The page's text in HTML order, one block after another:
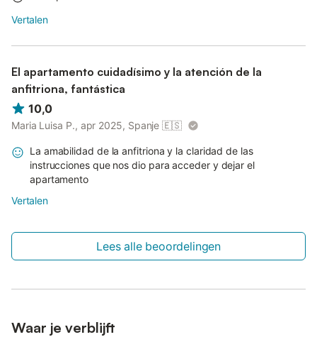
Vertalen
El apartamento cuidadísimo y la atención de la
anfitriona, fantástica
10,0
Maria Luisa P., apr 2025, Spanje 🇪🇸
La amabilidad de la anfitriona y la claridad de las
instrucciones que nos dio para acceder y dejar el
apartamento
Vertalen
Lees alle beoordelingen
Waar je verblijft